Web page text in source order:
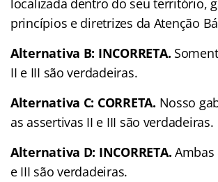
localizada dentro do seu território,
princípios e diretrizes da Atenção
Alternativa B: INCORRETA.
II e III são verdadeiras.
Alternativa C: CORRETA. Nosso
as assertivas II e III são verdadeiras.
Alternativa D: INCORRETA. Ambas
e III são verdadeiras.